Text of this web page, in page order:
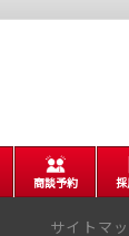
商談予約
サイトマ